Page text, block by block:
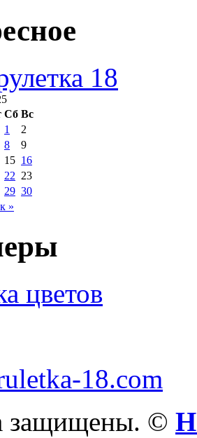
18
Сб Вс
»
1
2
8
9
15 16
22 23
29 30
цветов
18.com
защищены. ©